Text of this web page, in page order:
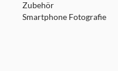
Zubehör
Smartphone Fotografie